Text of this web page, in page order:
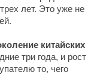
лет. Это уже не
китайских
три года, и рост
то, чего